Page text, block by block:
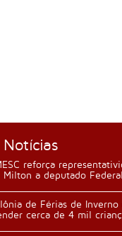
reforça
Milton a deputado
de Férias de Inverno
cerca de 4 mil